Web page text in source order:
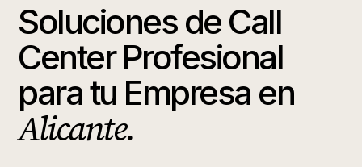
Soluciones de Call
Center Profesional
para tu Empresa en
Alicante.